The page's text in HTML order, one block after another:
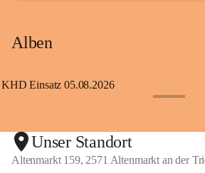
Alben
KHD Einsatz 05.08.2026
Unser Standort
Altenmarkt 159, 2571 Altenmarkt an der